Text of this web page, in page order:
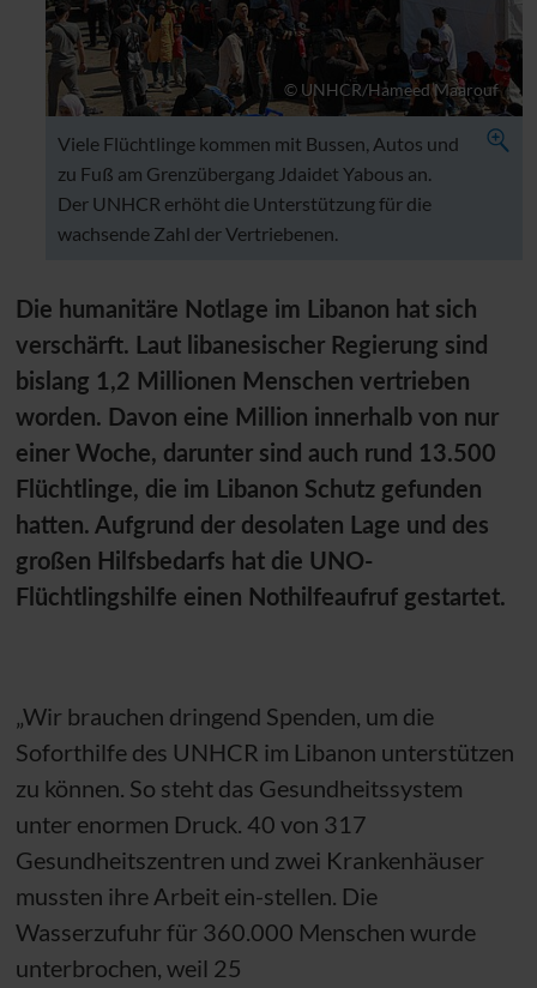
© UNHCR/Hameed Maarouf
Viele Flüchtlinge kommen mit Bussen, Autos und
zu Fuß am Grenzübergang Jdaidet Yabous an.
Der UNHCR erhöht die Unterstützung für die
wachsende Zahl der Vertriebenen.
Die humanitäre Notlage im Libanon hat sich
verschärft. Laut libanesischer Regierung sind
bislang 1,2 Millionen Menschen vertrieben
worden. Davon eine Million innerhalb von nur
einer Woche, darunter sind auch rund 13.500
Flüchtlinge, die im Libanon Schutz gefunden
hatten. Aufgrund der desolaten Lage und des
großen Hilfsbedarfs hat die UNO-
Flüchtlingshilfe einen Nothilfeaufruf gestartet.
„Wir brauchen dringend Spenden, um die
Soforthilfe des UNHCR im Libanon unterstützen
zu können. So steht das Gesundheitssystem
unter enormen Druck. 40 von 317
Gesundheitszentren und zwei Krankenhäuser
mussten ihre Arbeit ein-stellen. Die
Wasserzufuhr für 360.000 Menschen wurde
unterbrochen, weil 25